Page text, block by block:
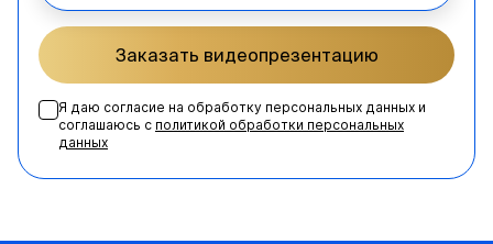
Заказать видеопрезентацию
Я даю согласие на обработку персональных данных и
соглашаюсь с политикой обработки персональных
данных